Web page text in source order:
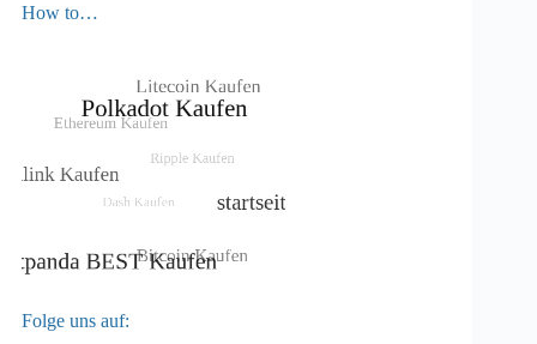
How to…
Folge uns auf: